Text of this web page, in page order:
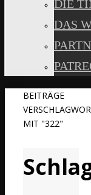
DIE
DAS
START
BEITRÄGE
MIT "322"